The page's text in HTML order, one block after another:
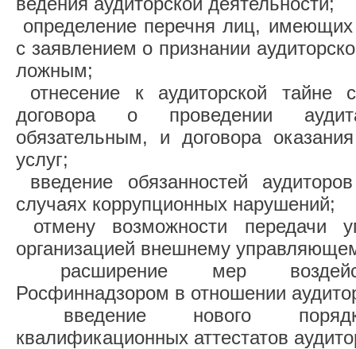
определение перечня лиц, имеющих
с заявлением о признании
ложным;
отнесение к аудиторской тайне
договора о проведении
обязательным, и договора
услуг;
введение обязанностей
случаях коррупционных нарушений;
отмену возможности передачи
организацией внешнему
расширение мер
Росфиннадзором в отношении
введение нового
квалификационных аттестатов